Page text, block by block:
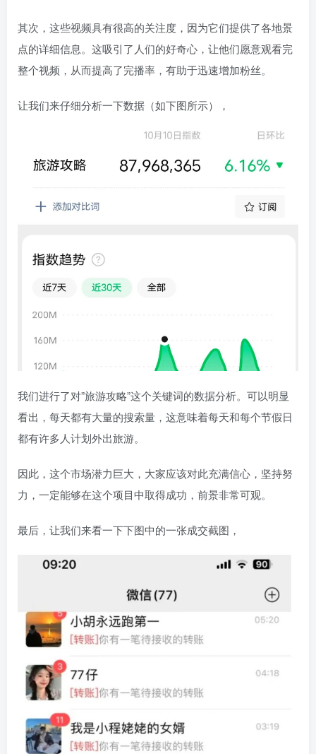
其次，这些视频具有很高的关注度，因为它们提供了各地景
点的详细信息。这吸引了人们的好奇心，让他们愿意观看完
整个视频，从而提高了完播率，有助于迅速增加粉丝。
让我们来仔细分析一下数据（如下图所示），
我们进行了对”旅游攻略”这个关键词的数据分析。可以明显
看出，每天都有大量的搜索量，这意味着每天和每个节假日
都有许多人计划外出旅游。
因此，这个市场潜力巨大，大家应该对此充满信心，坚持努
力，一定能够在这个项目中取得成功，前景非常可观。
最后，让我们来看一下下图中的一张成交截图，